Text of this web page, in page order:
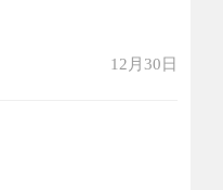
12月30日